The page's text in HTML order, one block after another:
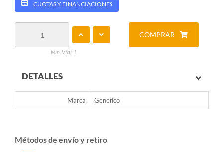
CUOTAS Y FINANCIACIONES
Min. Vta.: 1
COMPRAR
DETALLES
Marca Generico
Métodos de envío y retiro